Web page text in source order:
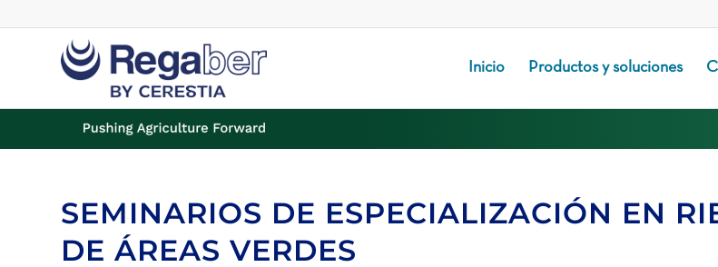
Inicio Productos y soluciones
SEMINARIOS DE ESPECIALIZACIÓN EN
DE ÁREAS VERDES